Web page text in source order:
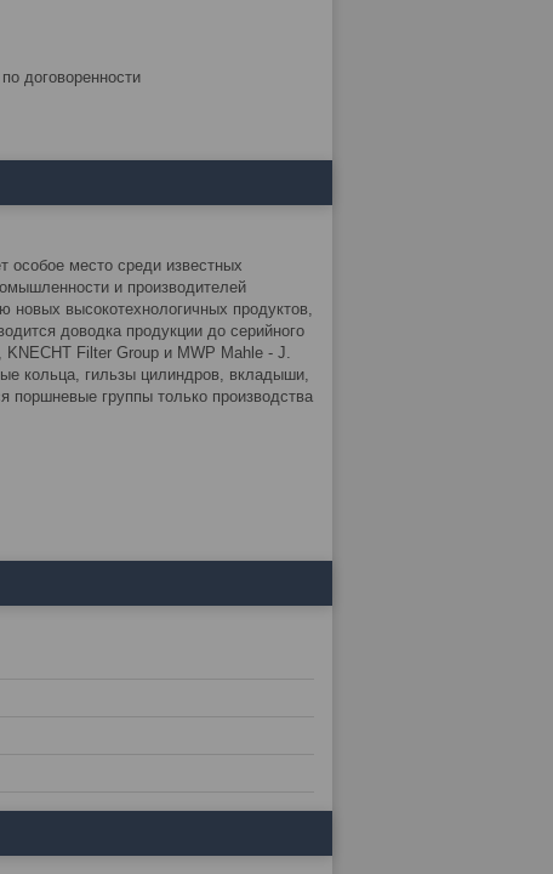
по договоренности
особое место среди известных
и производителей
высокотехнологичных продуктов,
доводка продукции до серийного
Filter Group и MWP Mahle - J.
кольца, гильзы цилиндров, вкладыши,
поршневые группы только производства